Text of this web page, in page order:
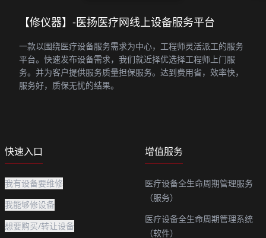
【修仪器】-医扬医疗网线上设备服务平台
一款以围绕医疗设备服务需求为中心，工程师灵活派工的服务
平台。快速发布设备需求，我们就近择优选择工程师上门服
务。并为客户提供服务质量担保服务。达到费用省，效率快，
服务好，质保无忧的结果。
快速入口
我有设备要维修
我能够修设备
想要购买/转让设备
增值服务
医疗设备全生命周期管理服务
（服务）
医疗设备全生命周期管理系统
（软件）